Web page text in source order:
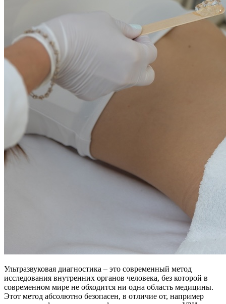
Ультразвуковая диагностика – это современный метод
исследования внутренних органов человека, без которой в
современном мире не обходится ни одна область медицины.
Этот метод абсолютно безопасен, в отличие от, например